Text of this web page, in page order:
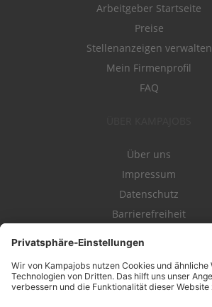
Arbeitgeber Startseite
Preise
Stellenanzeigen verwalten
Mein Firmenprofil
FAQ
Über uns
Impressum
Datenschutz
Barrierefreiheit
Kampahire
Kampagnenforum